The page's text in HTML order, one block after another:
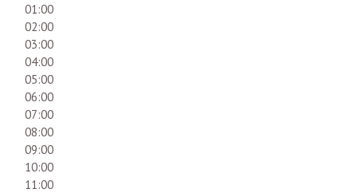
01:00
02:00
03:00
04:00
05:00
06:00
07:00
08:00
09:00
10:00
11:00